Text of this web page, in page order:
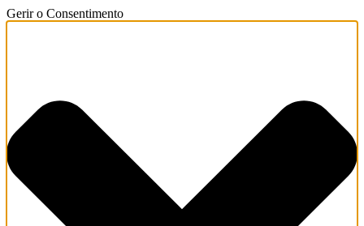
Gerir o Consentimento